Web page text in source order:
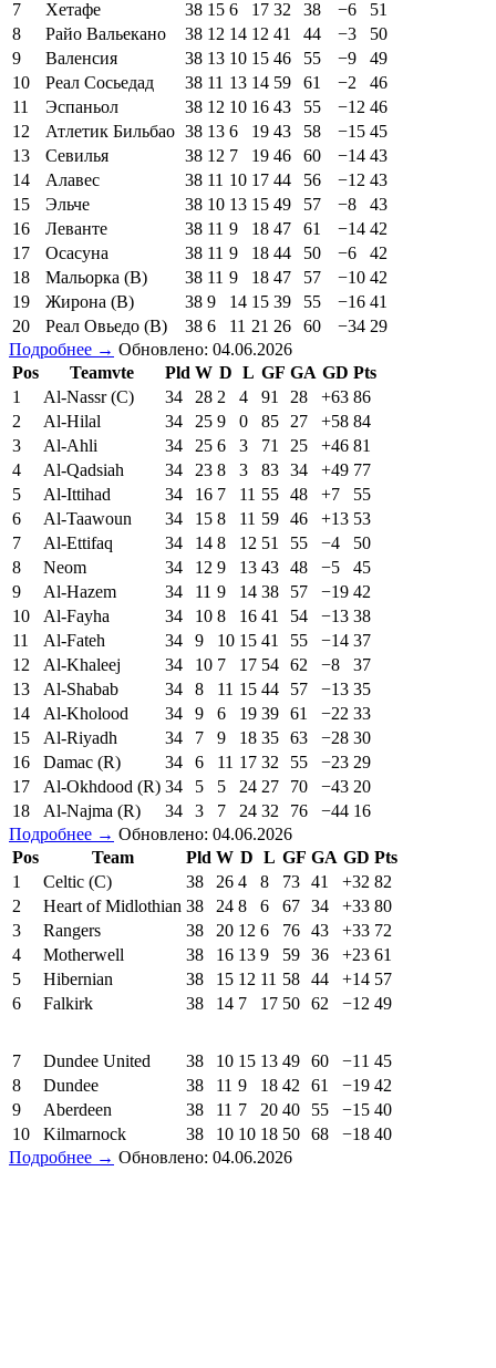
7 Хетафе 38 15 6 17 32 38 −6
51
8
Райо Вальекано 38 12 14 12 41 44 −3
50
9
Валенсия 38 13 10 15 46 55 −9
49
10
Реал Сосьедад 38 11 13 14 59 61 −2
46
11
Эспаньол 38 12 10 16 43 55 −12 46
12
Атлетик Бильбао 38 13 6 19 43 58 −15 45
13
Севилья 38 12 7 19 46 60 −14 43
14
Алавес 38 11 10 17 44 56 −12 43
15
Эльче 38 10 13 15 49 57 −8
43
16
Леванте 38 11 9 18 47 61 −14 42
17
Осасуна 38 11 9 18 44 50 −6
42
18
Мальорка (В) 38 11 9 18 47 57 −10 42
19
Жирона (В) 38 9 14 15 39 55 −16 41
20
Реал Овьедо (В) 38 6 11 21 26 60 −34 29
Подробнее → Обновлено: 04.06.2026
Pos
Teamvte Pld W D L GF GA GD Pts
1
Al-Nassr (C) 34 28 2 4 91 28 +63 86
2
Al-Hilal 34 25 9 0 85 27 +58 84
3
Al-Ahli 34 25 6 3 71 25 +46 81
4
Al-Qadsiah 34 23 8 3 83 34 +49 77
5
Al-Ittihad 34 16 7 11 55 48 +7
55
6
Al-Taawoun 34 15 8 11 59 46 +13 53
7
Al-Ettifaq 34 14 8 12 51 55 −4
50
8
Neom 34 12 9 13 43 48 −5
45
9
Al-Hazem 34 11 9 14 38 57 −19 42
10
Al-Fayha 34 10 8 16 41 54 −13 38
11
Al-Fateh 34 9 10 15 41 55 −14 37
12
Al-Khaleej 34 10 7 17 54 62 −8
37
13
Al-Shabab 34 8 11 15 44 57 −13 35
14
Al-Kholood 34 9 6 19 39 61 −22 33
15
Al-Riyadh 34 7 9 18 35 63 −28 30
16
Damac (R) 34 6 11 17 32 55 −23 29
17
Al-Okhdood (R) 34 5 5 24 27 70 −43 20
18
Al-Najma (R) 34 3 7 24 32 76 −44 16
Подробнее → Обновлено: 04.06.2026
Pos
Team Pld W D L GF GA GD Pts
1
Celtic (C) 38 26 4 8 73 41 +32 82
2
Heart of Midlothian 38 24 8 6 67 34 +33 80
3
Rangers 38 20 12 6 76 43 +33 72
4
Motherwell 38 16 13 9 59 36 +23 61
5
Hibernian 38 15 12 11 58 44 +14 57
6
Falkirk 38 14 7 17 50 62 −12 49
7 Dundee United 38 10 15 13 49 60 −11 45
8
Dundee 38 11 9 18 42 61 −19 42
9
Aberdeen 38 11 7 20 40 55 −15 40
10
Kilmarnock 38 10 10 18 50 68 −18 40
Подробнее → Обновлено: 04.06.2026